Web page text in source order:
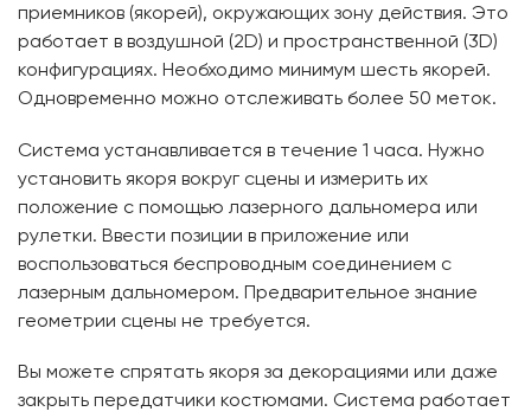
приемников (якорей), окружающих зону действия. Это
работает в воздушной (2D) и пространственной (3D)
конфигурациях. Необходимо минимум шесть якорей.
Одновременно можно отслеживать более 50 меток.
Система устанавливается в течение 1 часа. Нужно
установить якоря вокруг сцены и измерить их
положение с помощью лазерного дальномера или
рулетки. Ввести позиции в приложение или
воспользоваться беспроводным соединением с
лазерным дальномером. Предварительное знание
геометрии сцены не требуется.
Вы можете спрятать якоря за декорациями или даже
закрыть передатчики костюмами. Система работает